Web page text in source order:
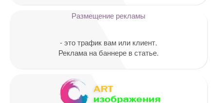
Размещение рекламы
- это трафик вам или клиент.
Реклама на баннере в статье.